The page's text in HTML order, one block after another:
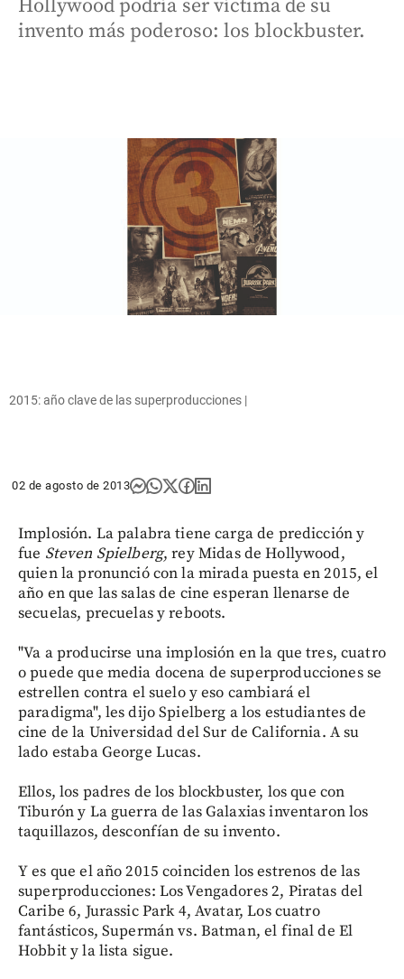
Hollywood podría ser víctima de su
invento más poderoso: los blockbuster.
2015: año clave de las superproducciones |
02 de agosto de 2013
Implosión. La palabra tiene carga de predicción y
fue Steven Spielberg, rey Midas de Hollywood,
quien la pronunció con la mirada puesta en 2015, el
año en que las salas de cine esperan llenarse de
secuelas, precuelas y reboots.
"Va a producirse una implosión en la que tres, cuatro
o puede que media docena de superproducciones se
estrellen contra el suelo y eso cambiará el
paradigma", les dijo Spielberg a los estudiantes de
cine de la Universidad del Sur de California. A su
lado estaba George Lucas.
Ellos, los padres de los blockbuster, los que con
Tiburón y La guerra de las Galaxias inventaron los
taquillazos, desconfían de su invento.
Y es que el año 2015 coinciden los estrenos de las
superproducciones: Los Vengadores 2, Piratas del
Caribe 6, Jurassic Park 4, Avatar, Los cuatro
fantásticos, Supermán vs. Batman, el final de El
Hobbit y la lista sigue.